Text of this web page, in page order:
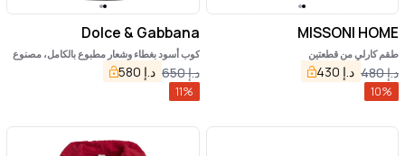
MISSONI HOME
طقم كارلي من قطعتين
د.إ480 د.إ 430
10%
Dolce & Gabbana
كوب أسود بغطاء وشعار مطبوع بالكامل، مصنوع
من البورسلين والسيليكون.د.إ650 د.إ 580
11%